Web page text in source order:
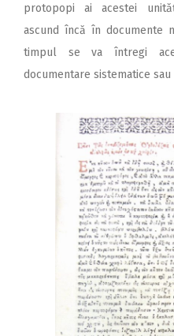
2011
2009
protopopi ai acestei
ascund încă în documente
timpul se va întregi
documentare sistematice